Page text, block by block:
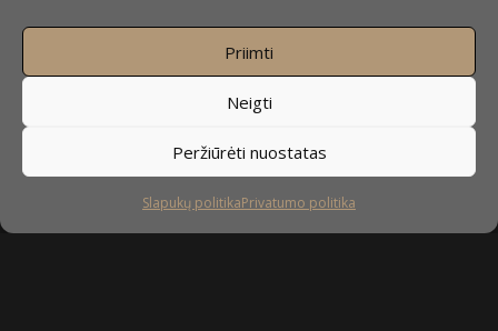
Priimti
Neigti
Peržiūrėti nuostatas
Slapukų politikaPrivatumo politika